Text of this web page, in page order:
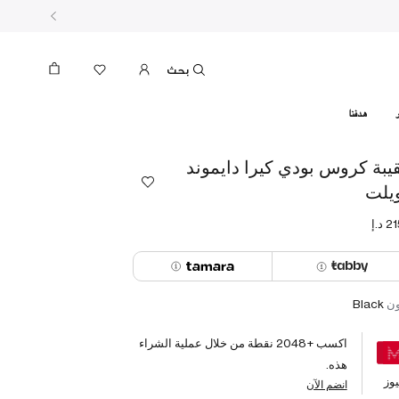
هدفنا
كروس بودي كيرا دايموند
Black
اكسب +2048 نقطة من خلال عملية الشراء
هذه.
انضم الآن